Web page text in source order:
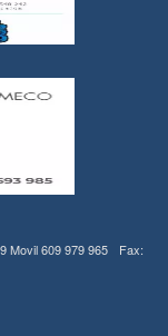
Movil 609 979 965
Fax: